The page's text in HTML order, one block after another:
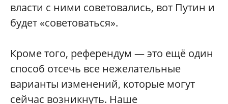
власти с ними советовались, вот Путин и
будет «советоваться».
Кроме того, референдум — это ещё один
способ отсечь все нежелательные
варианты изменений, которые могут
сейчас возникнуть. Наше